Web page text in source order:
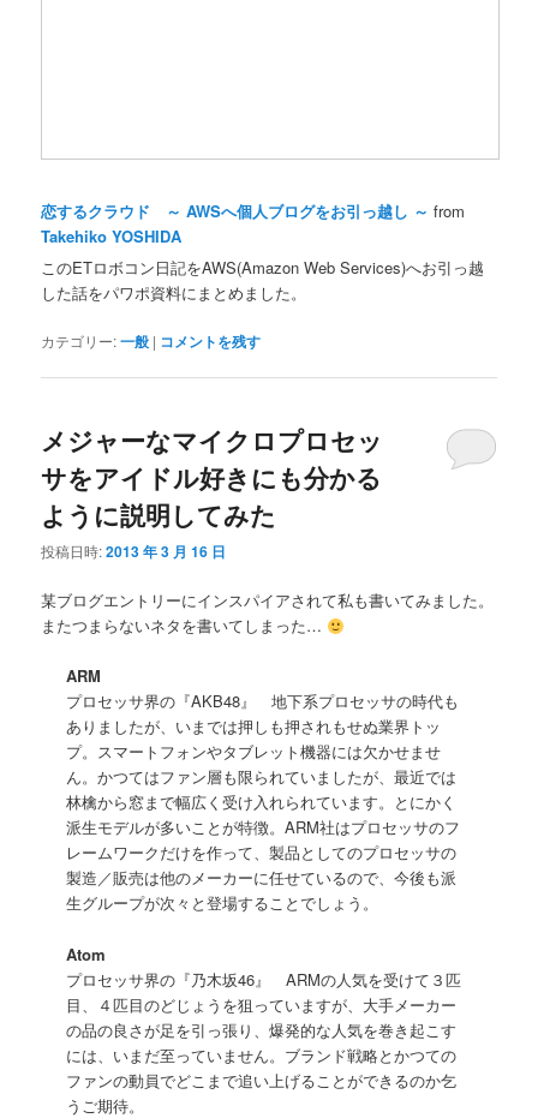
恋するクラウド ～ AWSへ個人ブログをお引っ越し ～ from
Takehiko YOSHIDA
このETロボコン日記をAWS(Amazon Web Services)へお引っ越
した話をパワポ資料にまとめました。
カテゴリー:一般 | コメントを残す
メジャーなマイクロプロセッ
サをアイドル好きにも分かる
ように説明してみた
投稿日時:2013 年 3 月 16 日
某ブログエントリーにインスパイアされて私も書いてみました。
またつまらないネタを書いてしまった…
ARM
プロセッサ界の『AKB48』 地下系プロセッサの時代も
ありましたが、いまでは押しも押されもせぬ業界トッ
プ。スマートフォンやタブレット機器には欠かせませ
ん。かつてはファン層も限られていましたが、最近では
林檎から窓まで幅広く受け入れられています。とにかく
派生モデルが多いことが特徴。ARM社はプロセッサのフ
レームワークだけを作って、製品としてのプロセッサの
製造／販売は他のメーカーに任せているので、今後も派
生グループが次々と登場することでしょう。
Atom
プロセッサ界の『乃木坂46』 ARMの人気を受けて３匹
目、４匹目のどじょうを狙っていますが、大手メーカー
の品の良さが足を引っ張り、爆発的な人気を巻き起こす
には、いまだ至っていません。ブランド戦略とかつての
ファンの動員でどこまで追い上げることができるのか乞
うご期待。